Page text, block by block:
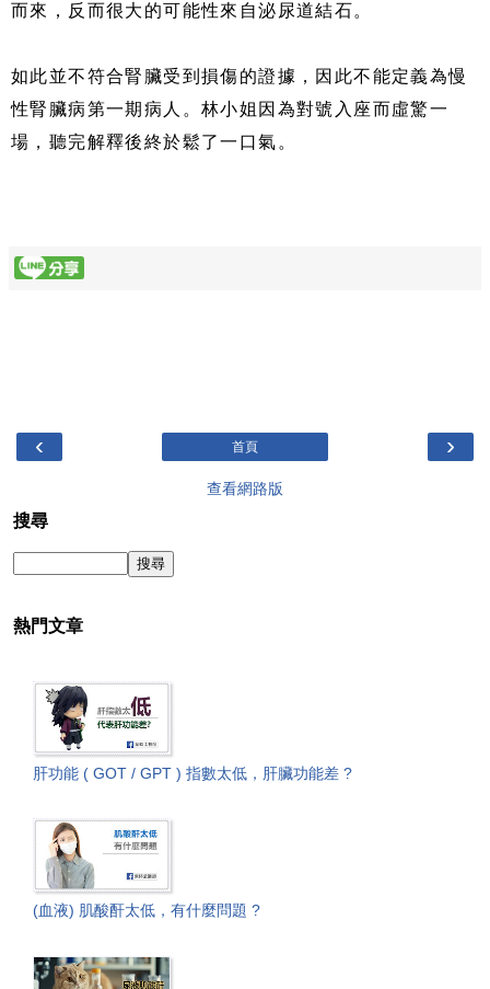
而來，反而很大的可能性來自泌尿道結石。
如此並不符合腎臟受到損傷的證據，因此不能定義為慢
性腎臟病第一期病人。林小姐因為對號入座而虛驚一
場，聽完解釋後終於鬆了一口氣。
‹ ›
首頁
查看網路版
搜尋
熱門文章
肝功能 ( GOT / GPT ) 指數太低，肝臟功能差 ?
(血液) 肌酸酐太低，有什麼問題 ?